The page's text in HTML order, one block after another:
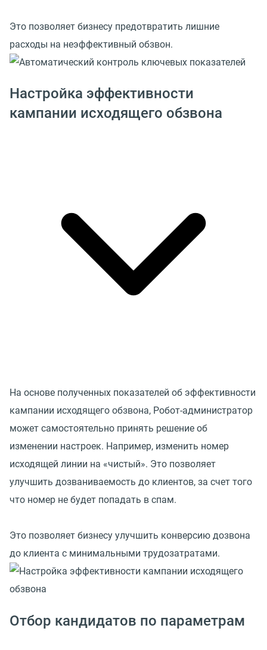
Это позволяет бизнесу предотвратить лишние
расходы на неэффективный обзвон.
Настройка эффективности
кампании исходящего обзвона
На основе полученных показателей об эффективности
кампании исходящего обзвона, Робот-администратор
может самостоятельно принять решение об
изменении настроек. Например, изменить номер
исходящей линии на «чистый». Это позволяет
улучшить дозваниваемость до клиентов, за счет того
что номер не будет попадать в спам.
Это позволяет бизнесу улучшить конверсию дозвона
до клиента с минимальными трудозатратами.
Отбор кандидатов по параметрам